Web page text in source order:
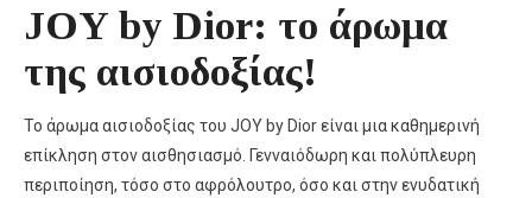
JOY by Dior: το άρωμα
της αισιοδοξίας!
Το άρωμα αισιοδοξίας του JOY by Dior είναι μια καθημερινή
επίκληση στον αισθησιασμό. Γενναιόδωρη και πολύπλευρη
περιποίηση, τόσο στο αφρόλουτρο, όσο και στην ενυδατική